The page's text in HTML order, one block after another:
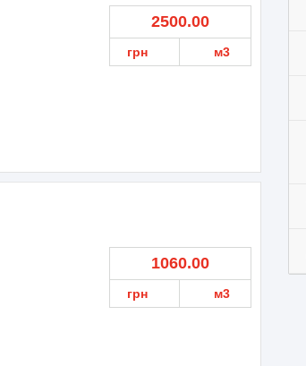
2500.00
грн м3
1060.00
грн м3